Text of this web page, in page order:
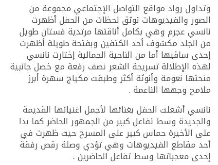
وتداول رواد مواقع التواصل الإجتماعي مجموعة من
الصور والفيديوهات توثق لحظات من الحفل أظهرت
نانسي عجرم وهي بكامل أناقتها مرتدية فستان طويل
من الجلد مكشوف أحد الكتفين وبفتحة طويلة أظهرت
إحدى ساقيها أما من الناحية الجمالية إختارت نانسي
لهذه الإطلالة تسريحة الشعر نصف رفعة مع خصل جانبية
منحتها نعومة وأنوثة أكثر وطبقت مكياج سهرة أبرز
ملامح وجهها الناعمة .
نانسي أشعلت الحفل بغنائها لأجمل اغنياتها القديمة
والجديدة وسط تفاعل كبير من الجمهور الحاضر كما بدا
على الأخيرة حماس كبير على المسرح حيث ظهرت في
أحد مقاطع الفيديوهات وهي تؤدي وصلة رقص رفقة
إحدى معجباتها وسط تفاعل الحاضرين .